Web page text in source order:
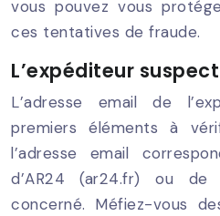
vous pouvez vous
ces tentatives de fraude.
L’expéditeur suspect
L’adresse email de
premiers éléments à
l’adresse email
d’AR24 (ar24.fr) ou de
concerné. Méfiez-vous